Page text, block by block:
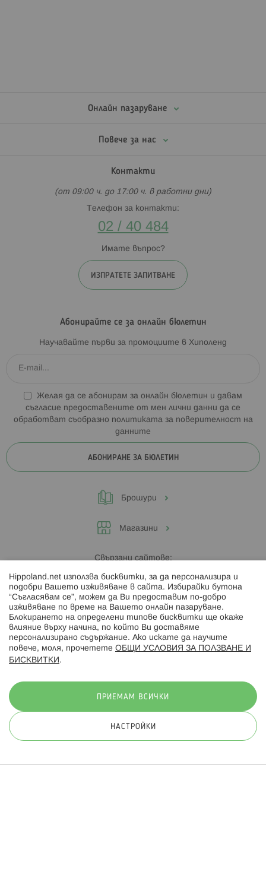
Онлайн пазаруване
Повече за нас
Контакти
(от 09:00 ч. до 17:00 ч. в работни дни)
Телефон за контакти:
02 / 40 484
Имате въпрос?
ИЗПРАТЕТЕ ЗАПИТВАНЕ
Абонирайте се за онлайн бюлетин
Научавайте първи за промоциите в Хиполенд
Желая да се абонирам за онлайн бюлетин и давам
съгласие предоставените от мен лични данни да се
обработват съобразно политиката за поверителност на
данните
АБОНИРАНЕ ЗА БЮЛЕТИН
Брошури
Магазини
Свързани сайтове:
Hippoland.ro
Последвайте ни:
© 2026 Hippoland.net. Всички права запазени
Hippoland.net използва бисквитки, за да персонализира и
подобри Вашето изживяване в сайта. Избирайки бутона
“Съгласявам се”, можем да Ви предоставим по-добро
изживяване по време на Вашето онлайн пазаруване.
Блокирането на определени типове бисквитки ще окаже
влияние върху начина, по който Ви доставяме
персонализирано съдържание. Ако искате да научите
повече, моля, прочетете ОБЩИ УСЛОВИЯ ЗА ПОЛЗВАНЕ И
БИСКВИТКИ .
ПРИЕМАМ ВСИЧКИ
НАСТРОЙКИ